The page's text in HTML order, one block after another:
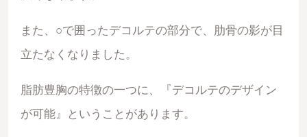
また、○で囲ったデコルテの部分で、肋骨の影が目
立たなくなりました。
脂肪豊胸の特徴の一つに、『デコルテのデザイン
が可能』ということがあります。